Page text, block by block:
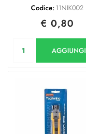
Codice: 11NIK002
€ 0,80
AGGIUNGI